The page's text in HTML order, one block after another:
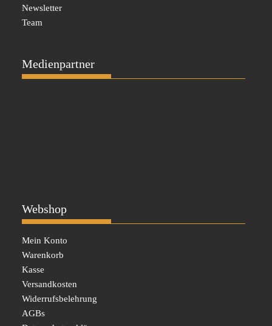
Newsletter
Team
Medienpartner
Webshop
Mein Konto
Warenkorb
Kasse
Versandkosten
Widerrufsbelehrung
AGBs